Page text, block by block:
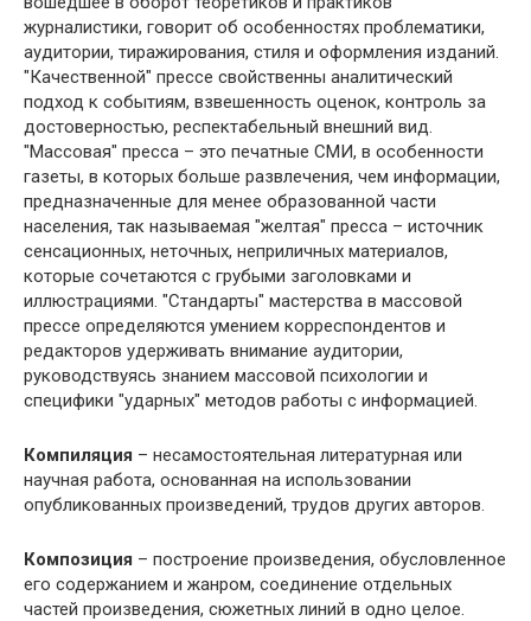
журналистики, говорит об особенностях проблематики,
аудитории, тиражирования, стиля и оформления изданий.
"Качественной" прессе свойственны аналитический
подход к событиям, взвешенность оценок, контроль за
достоверностью, респектабельный внешний вид.
"Массовая" пресса – это печатные СМИ, в особенности
газеты, в которых больше развлечения, чем информации,
предназначенные для менее образованной части
населения, так называемая "желтая" пресса – источник
сенсационных, неточных, неприличных материалов,
которые сочетаются с грубыми заголовками и
иллюстрациями. "Стандарты" мастерства в массовой
прессе определяются умением корреспондентов и
редакторов удерживать внимание аудитории,
руководствуясь знанием массовой психологии и
специфики "ударных" методов работы с информацией.
Компиляция – несамостоятельная литературная или
научная работа, основанная на использовании
опубликованных произведений, трудов других авторов.
Композиция – построение произведения, обусловленное
его содержанием и жанром, соединение отдельных
частей произведения, сюжетных линий в одно целое.